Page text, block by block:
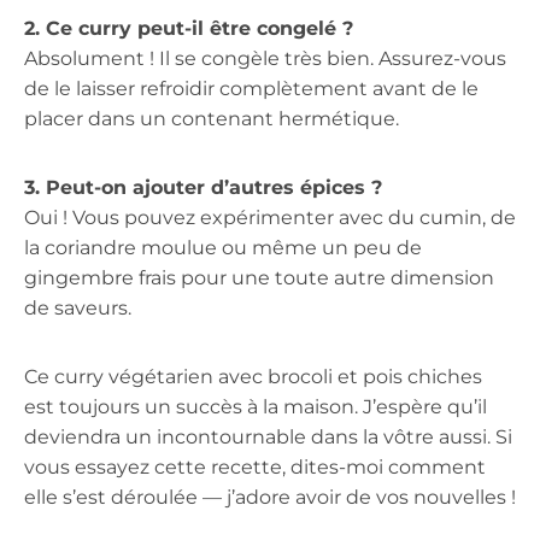
2. Ce curry peut-il être congelé ?
Absolument ! Il se congèle très bien. Assurez-vous
de le laisser refroidir complètement avant de le
placer dans un contenant hermétique.
3. Peut-on ajouter d’autres épices ?
Oui ! Vous pouvez expérimenter avec du cumin, de
la coriandre moulue ou même un peu de
gingembre frais pour une toute autre dimension
de saveurs.
Ce curry végétarien avec brocoli et pois chiches
est toujours un succès à la maison. J’espère qu’il
deviendra un incontournable dans la vôtre aussi. Si
vous essayez cette recette, dites-moi comment
elle s’est déroulée — j’adore avoir de vos nouvelles !